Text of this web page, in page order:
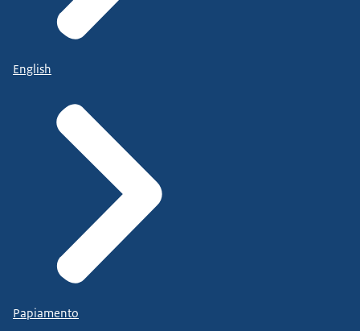
English
Papiamento